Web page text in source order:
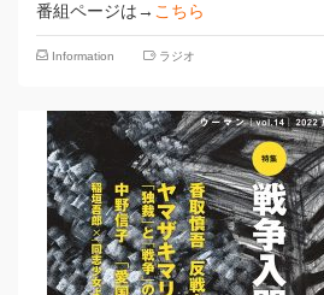
番組ページは→ こちら
Information ラジオ